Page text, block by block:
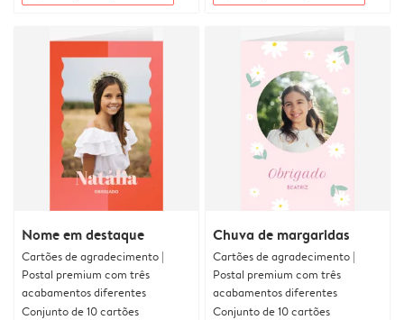
Nome em destaque
Cartões de agradecimento |
Postal premium com três
acabamentos diferentes
Conjunto de 10 cartões
Chuva de margaridas
Cartões de agradecimento |
Postal premium com três
acabamentos diferentes
Conjunto de 10 cartões